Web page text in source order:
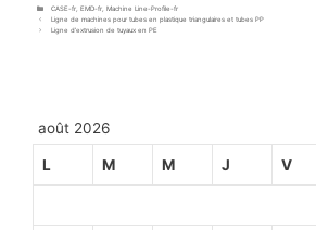
CASE-fr, EMD-fr, Machine Line-Profile-fr
Ligne de machines pour tubes en plastique triangulaires et tubes PP
Ligne d’extrusion de tuyaux en PE
août 2026
L M M J V